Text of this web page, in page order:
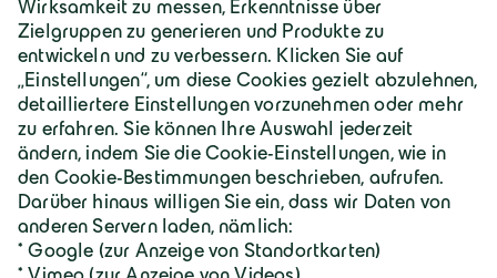
Über Geiger
Karriere